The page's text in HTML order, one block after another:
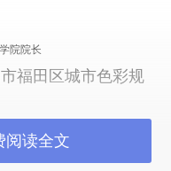
院院长
福田区城市色彩规
学者的专业智慧，
维度切入，为福田深
阅读全文